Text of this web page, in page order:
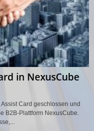
in NexusCube
Card geschlossen und
B2B-Plattform NexusCube.